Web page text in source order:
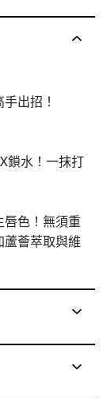
出招！
鎖水！一抹打
唇色！無須重
蘆薈萃取與維